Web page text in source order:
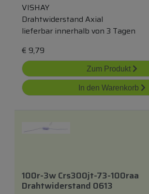
VISHAY
Drahtwiderstand Axial
lieferbar innerhalb von 3 Tagen
€ 9,79
Zum Produkt
In den Warenkorb
100r-3w Crs300jt-73-100raa
Drahtwiderstand 0613